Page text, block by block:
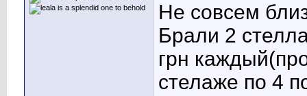
Не совсем
Брали 2
грн
стелаже по 4